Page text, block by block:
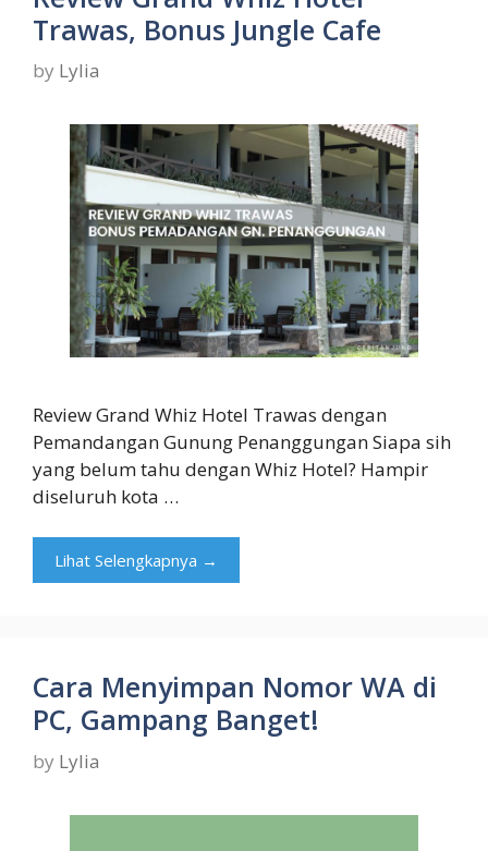
Trawas, Bonus Jungle Cafe
by Lylia
Review Grand Whiz Hotel Trawas dengan
Pemandangan Gunung Penanggungan Siapa sih
yang belum tahu dengan Whiz Hotel? Hampir
diseluruh kota …
Lihat Selengkapnya →
Cara Menyimpan Nomor WA di
PC, Gampang Banget!
by Lylia